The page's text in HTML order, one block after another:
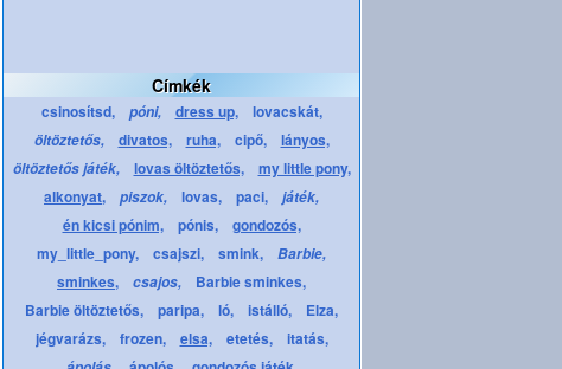
Címkék
csinosítsd, póni, dress up, lovacskát,
öltöztetős, divatos, ruha, cipő, lányos,
öltöztetős játék, lovas öltöztetős,
my little pony,
alkonyat,
piszok, lovas, paci, játék,
én kicsi pónim, pónis,
gondozós,
my_little_pony,
csajszi, smink, Barbie,
sminkes, csajos,
Barbie sminkes,
Barbie öltöztetős,
paripa, ló, istálló,
Elza,
jégvarázs,
frozen, elsa, etetés, itatás,